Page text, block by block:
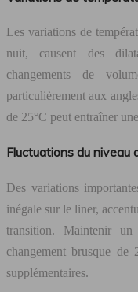
Les variations de
nuit, causent des
changements de
particulièrement aux
de 25°C peut entraîner
Fluctuations du niveau
Des variations
inégale sur le liner,
transition. Maintenir un
changement brusque
supplémentaires.